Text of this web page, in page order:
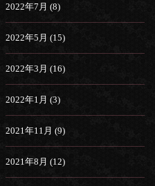
2022年7月 (8)
2022年5月 (15)
2022年3月 (16)
2022年1月 (3)
2021年11月 (9)
2021年8月 (12)